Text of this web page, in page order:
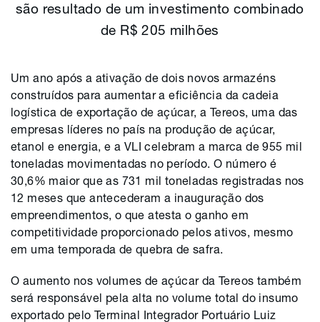
são resultado de um investimento combinado
de R$ 205 milhões
Um ano após a ativação de dois novos armazéns
construídos para aumentar a eficiência da cadeia
logística de exportação de açúcar, a Tereos, uma das
empresas líderes no país na produção de açúcar,
etanol e energia, e a VLI celebram a marca de 955 mil
toneladas movimentadas no período. O número é
30,6% maior que as 731 mil toneladas registradas nos
12 meses que antecederam a inauguração dos
empreendimentos, o que atesta o ganho em
competitividade proporcionado pelos ativos, mesmo
em uma temporada de quebra de safra.
O aumento nos volumes de açúcar da Tereos também
será responsável pela alta no volume total do insumo
exportado pelo Terminal Integrador Portuário Luiz